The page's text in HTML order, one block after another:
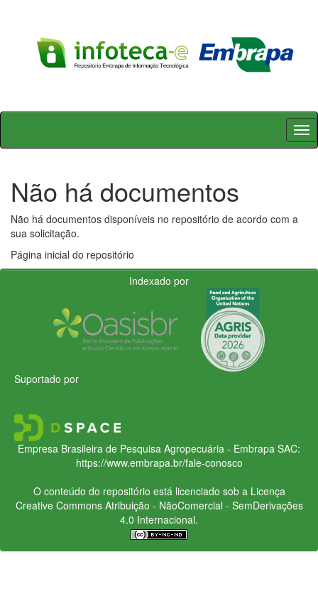
Skip
Não há documentos
Não há documentos disponíveis no repositório de acordo com a
sua solicitação.
Página inicial do repositório
Indexado por
Suportado por
Empresa Brasileira de Pesquisa Agropecuária - Embrapa SAC:
https://www.embrapa.br/fale-conosco
O conteúdo do repositório está licenciado sob a Licença
Creative CommonsAtribuição - NãoComercial - SemDerivações
4.0 Internacional.